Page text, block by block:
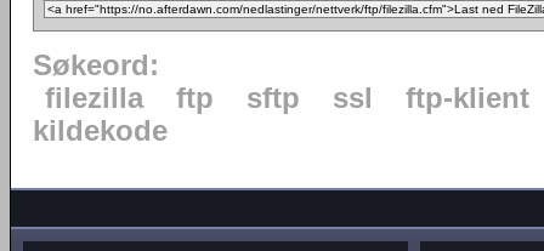
Søkeord:
filezilla
ftp sftp ssl
ftp-klient
kildekode